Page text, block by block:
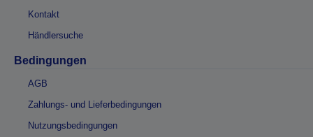
Kontakt
Händlersuche
Bedingungen
AGB
Zahlungs- und Lieferbedingungen
Nutzungsbedingungen